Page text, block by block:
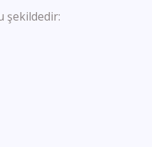
şekildedir: